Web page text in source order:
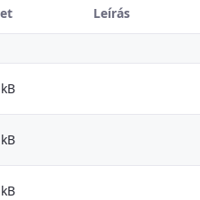
Leírás